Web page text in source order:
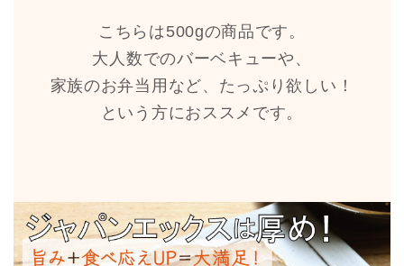
こちらは500gの商品です。
大人数でのバーベキューや、
家族のお弁当用など、たっぷり欲しい！
という方におススメです。